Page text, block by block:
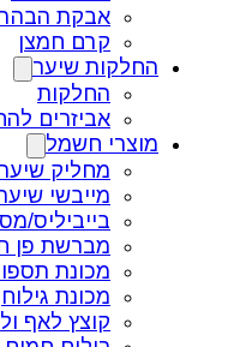
אבקת
קרם חמצן
החלקות שיער
החלקות
אביזרים
מוצרי חשמל
מחליק שיער
מייבשי
בייביליס/
מברשת פן
מכונת
מכונת גילוח
קוצץ לאף